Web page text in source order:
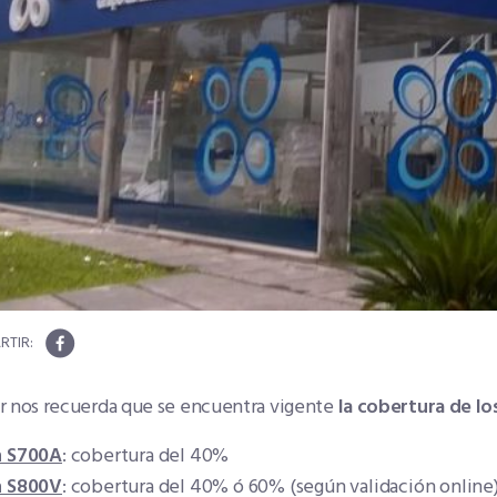
nos recuerda que se encuentra vigente la cobertura de
S700A: cobertura del 40%
S800V: cobertura del 40% ó 60% (según validación